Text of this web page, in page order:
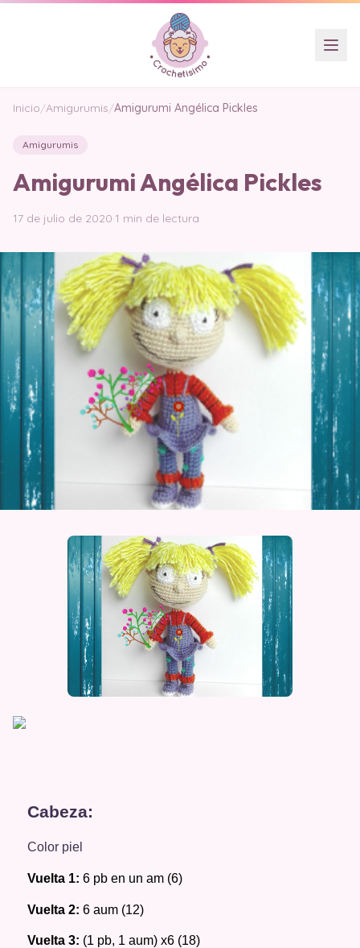
Inicio/Amigurumis/Amigurumi Angélica Pickles
Amigurumis
Amigurumi Angélica Pickles
17 de julio de 2020·1 min de lectura
Cabeza:
Color piel
Vuelta 1: 6 pb en un am (6)
Vuelta 2: 6 aum (12)
Vuelta 3: (1 pb, 1 aum) x6 (18)